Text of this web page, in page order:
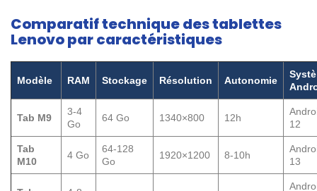
Comparatif technique des tablettes
Lenovo par caractéristiques
Modèle RAM Stockage Résolution Autonomie
Tab M9
3-4
Go
64 Go 1340×800 12h
12
Tab
M10
4 Go
64-128
Go
1920×1200 8-10h
13